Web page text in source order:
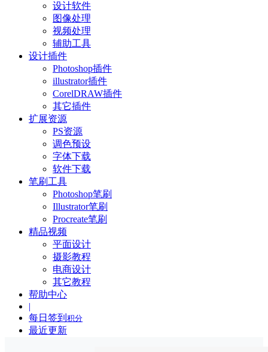
设计软件
图像处理
视频处理
辅助工具
设计插件
Photoshop插件
illustrator插件
CorelDRAW插件
其它插件
扩展资源
PS资源
调色预设
字体下载
软件下载
笔刷工具
Photoshop笔刷
Illustrator笔刷
Procreate笔刷
精品视频
平面设计
摄影教程
电商设计
其它教程
帮助中心
|
每日签到 积分
最近更新